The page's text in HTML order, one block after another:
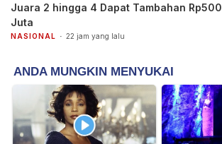
Juara 2 hingga 4 Dapat Tambahan Rp500
Juta
NASIONAL 22 jam yang lalu